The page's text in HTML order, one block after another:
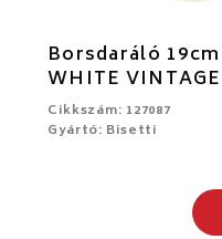
Borsdaráló
WHITE VINTAGE
Cikkszám: 127087
Gyártó: Bisetti